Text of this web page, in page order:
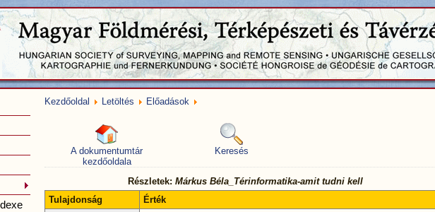
Kezdőoldal Letöltés Előadások
A dokumentumtár
kezdőoldala
Keresés
Részletek: Márkus Béla_Térinformatika-amit tudni kell
Tulajdonság
Érték